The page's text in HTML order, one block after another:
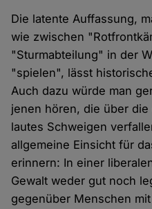
Die latente Auffassung,
wie zwischen
"Sturmabteilung" in der
"spielen", lässt
Auch dazu würde man
jenen hören, die über
lautes Schweigen
allgemeine Einsicht für
erinnern: In einer
Gewalt weder gut noch
gegenüber Menschen